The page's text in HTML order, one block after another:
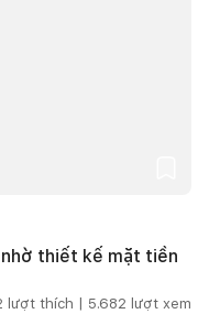
thiết kế mặt tiền
lượt thích | 5.682 lượt xem